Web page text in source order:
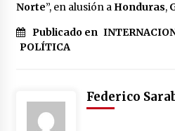
Norte”, en alusión a Honduras,
Publicado en
POLÍTICA
Federico